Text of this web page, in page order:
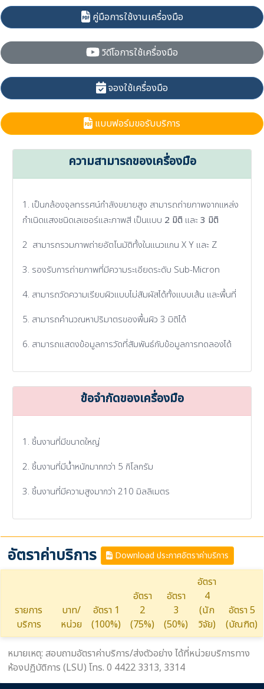
คู่มือการใช้งานเครื่องมือ
วิดีโอการใช้เครื่องมือ
จองใช้เครื่องมือ
แบบฟอร์มขอรับบริการ
ความสามารถของเครื่องมือ
1. เป็นกล้องจุลทรรศน์กำลังขยายสูง สามารถถ่ายภาพจากแหล่ง
กำเนิดแสงชนิดเลเซอร์และภาพสี เป็นแบบ 2 มิติ และ3 มิติ
2 สามารถรวมภาพถ่ายอัตโนมัติทั้งในแนวแกน X Y และ Z
3. รองรับการถ่ายภาพที่มีความระเอียดระดับ Sub-Micron
4. สามารถวัดความเรียบผิวแบบไม่สัมผัสได้ทั้งแบบเส้น และพื้นที่
5. สามารถคำนวณหาปริมาตรของพื้นผิว 3 มิติได้
6. สามารถแสดงข้อมูลการวัดที่สัมพันธ์กับข้อมูลการทดลองได้
ข้อจำกัดของเครื่องมือ
1. ชิ้นงานที่มีขนาดใหญ่
2. ชิ้นงานที่มีน้ำหนักมากกว่า 5 กิโลกรัม
3. ชิ้นงานที่มีความสูงมากว่า 210 มิลลิเมตร
อัตราค่าบริการ Download ประกาศอัตราค่าบริการ
รายการ
บริการ
บาท/
หน่วย
อัตรา 1
(100%)
อัตรา
2
(75%)
อัตรา
3
(50%)
อัตรา
4
(นัก
วิจัย)
อัตรา 5
(บัณฑิต)
หมายเหตุ: สอบถามอัตราค่าบริการ/ส่งตัวอย่าง ได้ที่หน่วยบริการทาง
ห้องปฏิบัติการ (LSU) โทร. 0 4422 3313, 3314